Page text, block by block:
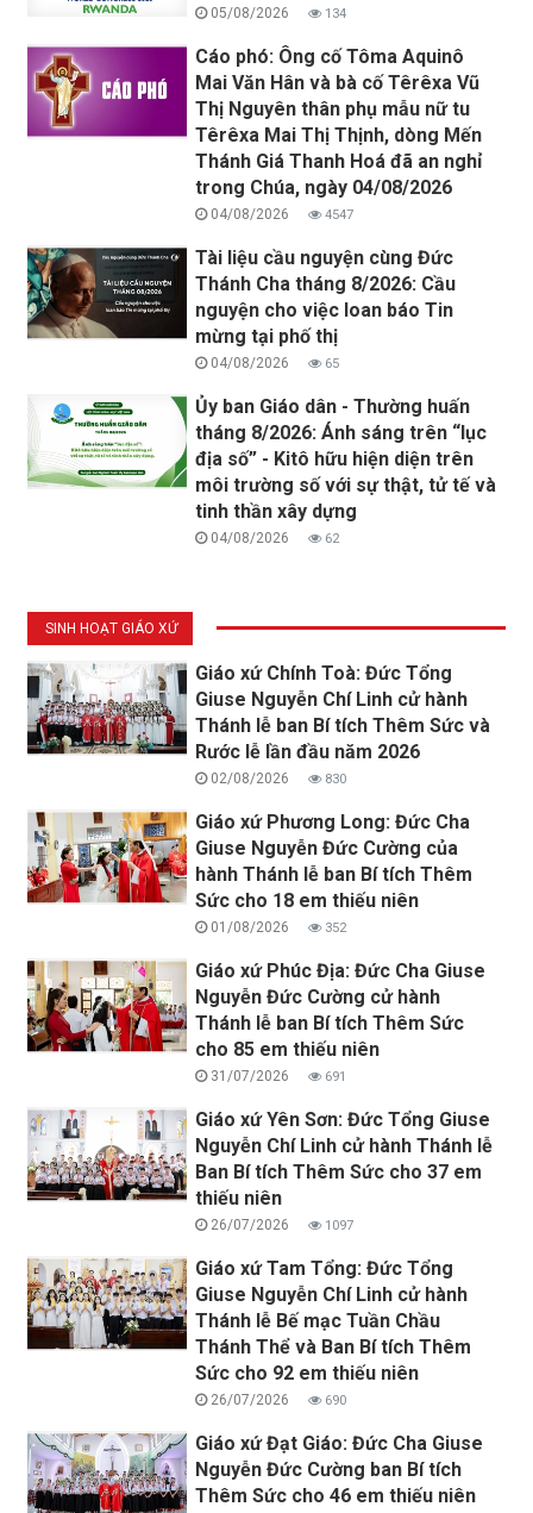
05/08/2026 134
Cáo phó: Ông cố Tôma Aquinô
Mai Văn Hân và bà cố Têrêxa Vũ
Thị Nguyên thân phụ mẫu nữ tu
Têrêxa Mai Thị Thịnh, dòng Mến
Thánh Giá Thanh Hoá đã an nghỉ
trong Chúa, ngày 04/08/2026
04/08/2026 4547
Tài liệu cầu nguyện cùng Đức
Thánh Cha tháng 8/2026: Cầu
nguyện cho việc loan báo Tin
mừng tại phố thị
04/08/2026 65
Ủy ban Giáo dân - Thường huấn
tháng 8/2026: Ánh sáng trên “lục
địa số” - Kitô hữu hiện diện trên
môi trường số với sự thật, tử tế và
tinh thần xây dựng
04/08/2026 62
SINH HOẠT GIÁO XỨ
Giáo xứ Chính Toà: Đức Tổng
Giuse Nguyễn Chí Linh cử hành
Thánh lễ ban Bí tích Thêm Sức và
Rước lễ lần đầu năm 2026
02/08/2026 830
Giáo xứ Phương Long: Đức Cha
Giuse Nguyễn Đức Cường của
hành Thánh lễ ban Bí tích Thêm
Sức cho 18 em thiếu niên
01/08/2026 352
Giáo xứ Phúc Địa: Đức Cha Giuse
Nguyễn Đức Cường cử hành
Thánh lễ ban Bí tích Thêm Sức
cho 85 em thiếu niên
31/07/2026 691
Giáo xứ Yên Sơn: Đức Tổng Giuse
Nguyễn Chí Linh cử hành Thánh lễ
Ban Bí tích Thêm Sức cho 37 em
thiếu niên
26/07/2026 1097
Giáo xứ Tam Tổng: Đức Tổng
Giuse Nguyễn Chí Linh cử hành
Thánh lễ Bế mạc Tuần Chầu
Thánh Thể và Ban Bí tích Thêm
Sức cho 92 em thiếu niên
26/07/2026 690
Giáo xứ Đạt Giáo: Đức Cha Giuse
Nguyễn Đức Cường ban Bí tích
Thêm Sức cho 46 em thiếu niên